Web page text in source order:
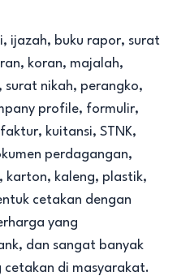
ijazah, buku rapor, surat
koran, majalah,
nikah, perangko,
profile, formulir,
kuitansi, STNK,
perdagangan,
karton, kaleng, plastik,
cetakan dengan
yang
dan sangat banyak
cetakan di masyarakat.